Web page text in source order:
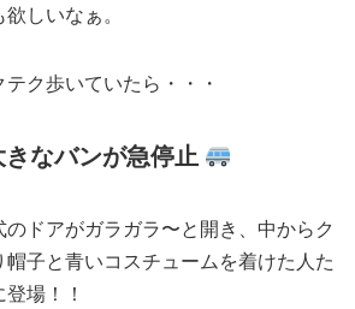
しいなぁ。
ク歩いていたら・・・
なバンが急停止
ドアがガラガラ〜と開き、中からク
帽子と青いコスチュームを着けた人た
場！！